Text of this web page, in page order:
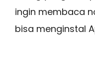
ingin membaca
bisa menginstal